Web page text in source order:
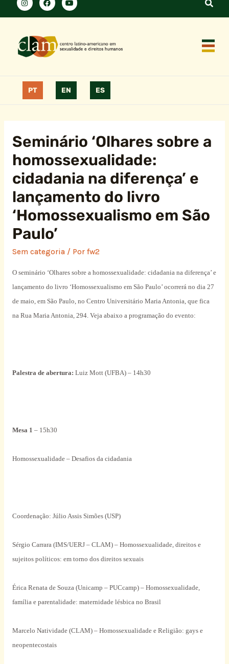
PT EN ES
Seminário ‘Olhares sobre a
homossexualidade:
cidadania na diferença’ e
lançamento do livro
‘Homossexualismo em São
Paulo’
Sem categoria/ Por fw2
O seminário ‘Olhares sobre a homossexualidade: cidadania na diferença’ e
lançamento do livro ‘Homossexualismo em São Paulo’ ocorrerá no dia 27
de maio, em São Paulo, no Centro Universitário Maria Antonia, que fica
na Rua Maria Antonia, 294. Veja abaixo a programação do evento:
Palestra de abertura: Luiz Mott (UFBA) – 14h30
Mesa 1 – 15h30
Homossexualidade – Desafios da cidadania
Coordenação: Júlio Assis Simões (USP)
Sérgio Carrara (IMS/UERJ – CLAM) – Homossexualidade, direitos e
sujeitos políticos: em torno dos direitos sexuais
Érica Renata de Souza (Unicamp – PUCcamp) – Homossexualidade,
família e parentalidade: maternidade lésbica no Brasil
Marcelo Natividade (CLAM) – Homossexualidade e Religião: gays e
neopentecostais